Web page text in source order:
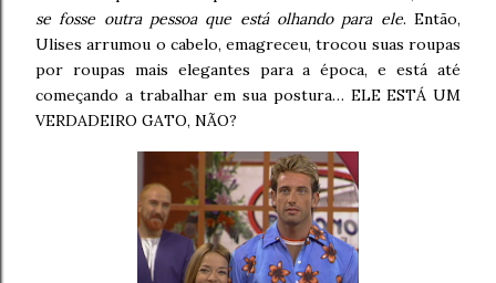
se fosse outra pessoa que está olhando para ele. Então,
Ulises arrumou o cabelo, emagreceu, trocou suas roupas
por roupas mais elegantes para a época, e está até
começando a trabalhar em sua postura… ELE ESTÁ UM
VERDADEIRO GATO, NÃO?